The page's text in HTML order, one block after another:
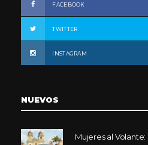
FACEBOOK
TWITTER
INSTAGRAM
NUEVOS
Mujeres al